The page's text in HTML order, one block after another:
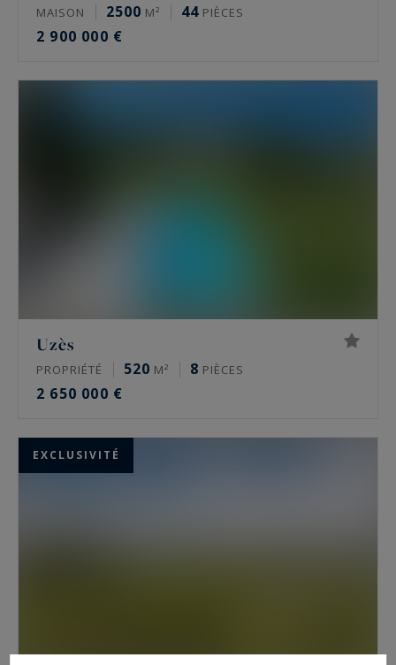
MAISON 2500 M² 44 PIÈCES
2 900 000 €
Uzès
PROPRIÉTÉ 520 M² 8 PIÈCES
2 650 000 €
EXCLUSIVITÉ